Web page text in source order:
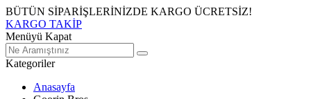
BÜTÜN SİPARİŞLERİNİZDE KARGO ÜCRETSİZ!
KARGO TAKİP
Menüyü Kapat
Kategoriler
Anasayfa